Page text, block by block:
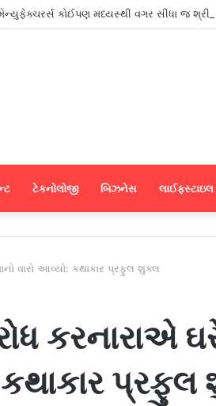
કોઈપણ મધ્યસ્થી વગર સીધા જ
ટેકનોલોજી બિઝનેસ લાઈફસ્ટાઇલ
વારો આવ્યો: કથાકાર પ્રફુલ શુક્લ
કરનારાએ